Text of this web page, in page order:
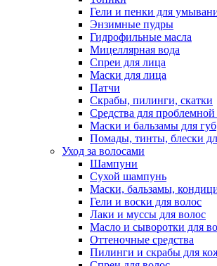
Гели и пенки для
Энзимные пудры
Гидрофильные масла
Мицеллярная вода
Спреи для лица
Маски для лица
Патчи
Скрабы, пилинги, скатки
Средства для
Маски и бальзамы для губ
Помады, тинты, блески
Уход за волосами
Шампуни
Сухой шампунь
Маски, бальзамы,
Гели и воски для волос
Лаки и муссы для волос
Масло и сыворотки для
Оттеночные средства
Пилинги и скрабы для